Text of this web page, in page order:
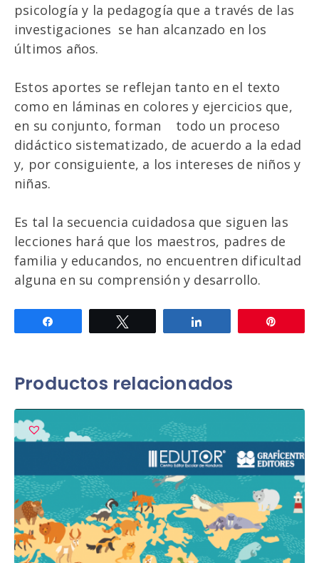
psicología y la pedagogía que a través de las
investigaciones se han alcanzado en los
últimos años.
Estos aportes se reflejan tanto en el texto
como en láminas en colores y ejercicios que,
en su conjunto, forman todo un proceso
didáctico sistematizado, de acuerdo a la edad
y, por consiguiente, a los intereses de niños y
niñas.
Es tal la secuencia cuidadosa que siguen las
lecciones hará que los maestros, padres de
familia y educandos, no encuentren dificultad
alguna en su comprensión y desarrollo.
Productos relacionados